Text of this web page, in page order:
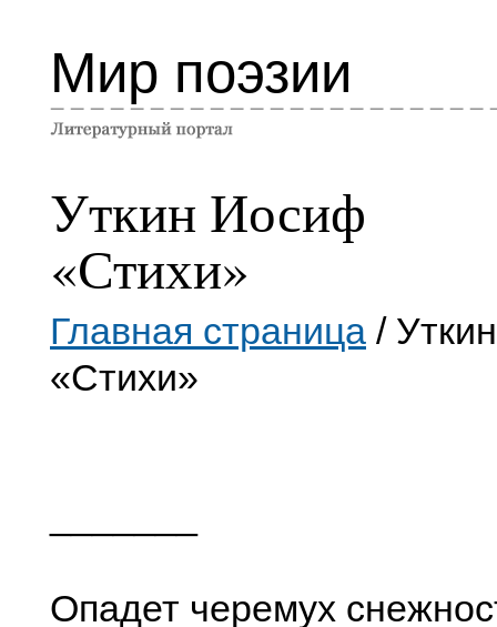
Мир поэзии
Уткин Иосиф
«Стихи»
Главная страница /
«Стихи»
Опадет черемух